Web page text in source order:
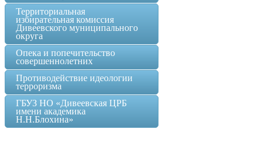
Территориальная
избирательная комиссия
Дивеевского муниципального
округа
Опека и попечительство
совершеннолетних
Противодействие идеологии
терроризма
ГБУЗ НО «Дивеевская ЦРБ
имени академика
Н.Н.Блохина»